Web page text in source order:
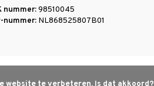
nummer:98510045
nummer: NL868525807B01
website te verbeteren. Is dat akkoord?